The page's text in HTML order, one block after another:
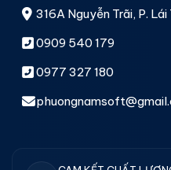
316A Nguyễn Trãi, P.
0909 540 179
0977 327 180